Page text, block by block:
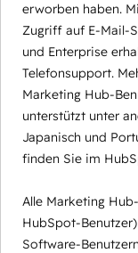
erworben haben.
Zugriff auf E-Mail-
und Enterprise
Telefonsupport.
Marketing Hub-
unterstützt unter
Japanisch und
finden Sie im
Alle Marketing
HubSpot-
Software-